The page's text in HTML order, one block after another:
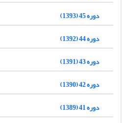
دوره 45 (1393)
دوره 44 (1392)
دوره 43 (1391)
دوره 42 (1390)
دوره 41 (1389)